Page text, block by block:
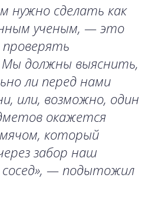
нужно сделать как
ученым, — это
должны выяснить,
ли перед нами
или, возможно, один
окажется
который
забор наш
сосед», — подытожил